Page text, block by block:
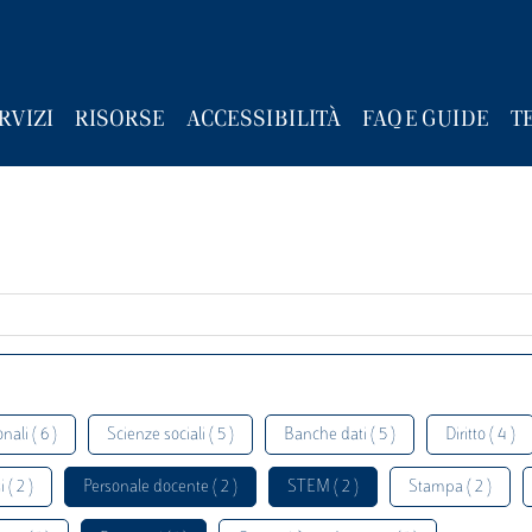
RISORSE ACCESSIBILITÀ FAQ E GUIDE
( 6 ) Scienze sociali ( 5 ) Banche dati ( 5 ) Diritto ( 4 )
( 2 ) Personale docente ( 2 ) STEM ( 2 ) Stampa ( 2 )